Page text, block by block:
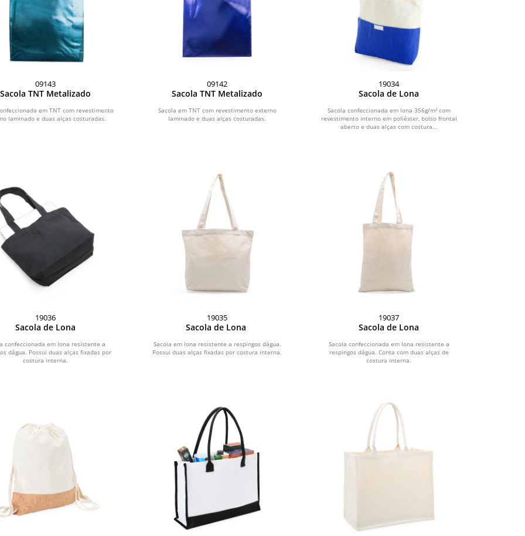
09143
Sacola TNT Metalizado
em TNT com revestimento
laminado e duas alças costuradas.
09142
Sacola TNT Metalizado
Sacola em TNT com revestimento externo
laminado e duas alças costuradas.
19034
Sacola de Lona
Sacola confeccionada em lona 356g/m² com
revestimento interno em poliéster, bolso frontal
aberto e duas alças com costura...
19036
Sacola de Lona
confeccionada em lona resistente a
dágua. Possui duas alças fixadas por
costura interna.
19035
Sacola de Lona
Sacola em lona resistente a respingos dágua.
Possui duas alças fixadas por costura interna.
19037
Sacola de Lona
Sacola confeccionada em lona resistente a
respingos dágua. Conta com duas alças de
costura interna.